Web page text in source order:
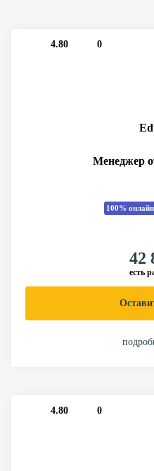
4.80 0
Менеджер
100% онлайн
42
есть
4.80 0